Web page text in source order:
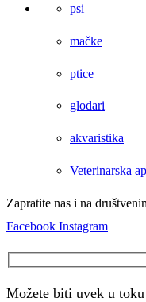
psi
mačke
ptice
glodari
akvaristika
Veterinarska
Zapratite nas i na
Facebook Instagram
Možete biti uvek u toku